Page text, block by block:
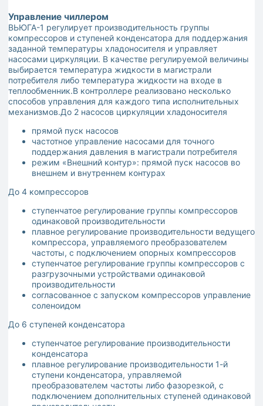
Управление чиллером
ВЬЮГА-1 регулирует производительность группы
компрессоров и ступеней конденсатора для поддержания
заданной температуры хладоносителя и управляет
насосами циркуляции. В качестве регулируемой величины
выбирается температура жидкости в магистрали
потребителя либо температура жидкости на входе в
теплообменник.В контроллере реализовано несколько
способов управления для каждого типа исполнительных
механизмов.До 2 насосов циркуляции хладоносителя
прямой пуск насосов
частотное управление насосами для точного
поддержания давления в магистрали потребителя
режим «Внешний контур»: прямой пуск насосов во
внешнем и внутреннем контурах
До 4 компрессоров
ступенчатое регулирование группы компрессоров
одинаковой производительности
плавное регулирование производительности ведущего
компрессора, управляемого преобразователем
частоты, с подключением опорных компрессоров
ступенчатое регулирование группы компрессоров с
разгрузочными устройствами одинаковой
производительности
согласованное с запуском компрессоров управление
соленоидом
До 6 ступеней конденсатора
ступенчатое регулирование производительности
конденсатора
плавное регулирование производительности 1-й
ступени конденсатора, управляемой
преобразователем частоты либо фазорезкой, с
подключением дополнительных ступеней одинаковой